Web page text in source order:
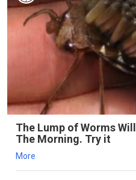
The Lump of Worms
The Morning. Try it
More